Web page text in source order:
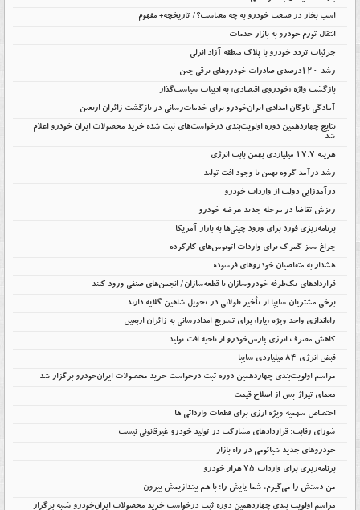
اسب بخار در صنعت خودرو به چه معناست؟/ تاریخچه+ مفهوم
انتقال تورم خودرو به بازار خدمات
جزئیات تردد خودرو با پلاک منطقه آزاد انزلی
رشد ۱۲۰درصدی صادرات خودروهای برقی چین
بازگشت واژه «خودروی اقتصادی» به ادبیات سیاست‌گذار
آمادگی ناوگان امدادی ایران‌خودرو برای خدمات‌رسانی در بازگشت زائران اربعین
نتایج چهاردهمین دوره اولویت‌بندی درخواست‌های ثبت شده خرید محصولات ایران خودرو اعلام
شد
هزینه ۱۷.۷ میلیاردی بهمن بابت انرژی
رشد درآمد گروه بهمن با وجود افت تولید
درآمدزایی دولت از واردات خودرو
ریزش تقاضا در مرحله جدید عرضه خودرو
برنامه‌ریزی فورد برای ورود چینی‌ها به بازار آمریکا
چراغ سبز گمرک برای واردات اتوبوس‌های کارکرده
هشدار به متقاضیان خودروهای فرسوده
قراردادهای یک‌طرفه خودروسازان با قطعه‌سازان/ انجمن‌های صنفی ورود کنند
برخی مشتریان سایپا از تأخیر طولانی در تحویل شاهین گلایه دارند
راه‌اندازی واحد ویژه «یارا» برای تسریع امدادرسانی به زائران اربعین
کاهش مصرف انرژی پارس‌خودرو از ناحیه افت تولید
قبض انرژی ۸۴ میلیاردی سایپا
مراسم اولویت‌بندی چهاردهمین دوره ثبت درخواست خرید محصولات ایران‌خودرو برگزار شد
معمای تیراژ پس از اصلاح قیمت
اختصاص سهمیه ویژه ارزی برای قطعات وارداتی ها
شورای رقابت: قراردادهای مشارکت در تولید خودرو غیرقانونی نیست
خودروهای جدید شیائومی در راه بازار
برنامه‌ریزی برای واردات ۷۵ هزار خودرو
من دستش را می‌گیرم، شما پایش را؛ با هم بیندازیمش بیرون
مراسم اولویت بندی چهاردهمین دوره ثبت درخواست خرید محصولات ایران‌خودرو شنبه برگزار